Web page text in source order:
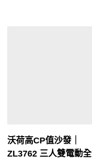
沃荷高CP值沙發｜
ZL3762 三人雙電動全